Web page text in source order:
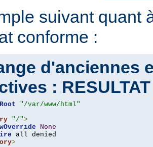
suivant quant
conforme :
d'anciennes
:
"/var/www/html"
"/">
None
>